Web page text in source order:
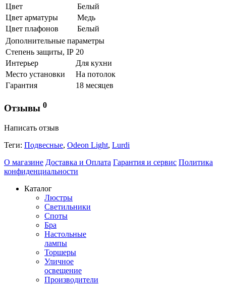
Цвет
Белый
Цвет арматуры
Медь
Цвет плафонов
Белый
Дополнительные параметры
Степень защиты, IP 20
Интерьер
Для кухни
Место установки
На потолок
Гарантия
18 месяцев
Отзывы 0
Написать отзыв
Теги: Подвесные, Odeon Light, Lurdi
О магазине Доставка и Оплата Гарантия и сервис Политика
конфиденциальности
Каталог
Люстры
Светильники
Споты
Бра
Настольные
лампы
Торшеры
Уличное
освещение
Производители